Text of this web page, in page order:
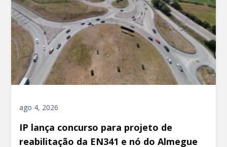
ago 4, 2026
IP lança concurso para projeto de
reabilitação da EN341 e nó do Almegue